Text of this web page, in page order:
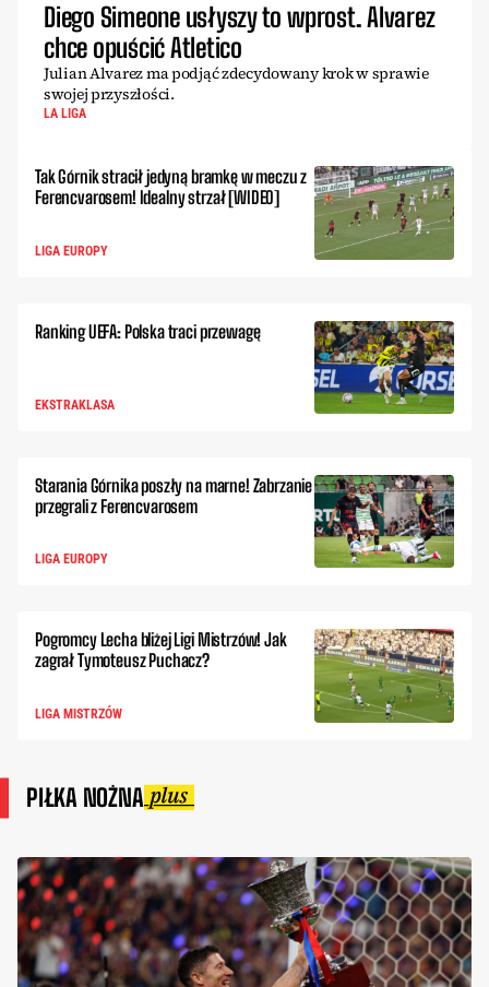
Diego Simeone usłyszy to wprost. Alvarez
chce opuścić Atletico
Julian Alvarez ma podjąć zdecydowany krok w sprawie
swojej przyszłości.
LA LIGA
Tak Górnik stracił jedyną bramkę w meczu z
Ferencvarosem! Idealny strzał [WIDEO]
LIGA EUROPY
Ranking UEFA: Polska traci przewagę
EKSTRAKLASA
Starania Górnika poszły na marne! Zabrzanie
przegrali z Ferencvarosem
LIGA EUROPY
Pogromcy Lecha bliżej Ligi Mistrzów! Jak
zagrał Tymoteusz Puchacz?
LIGA MISTRZÓW
PIŁKA NOŻNA